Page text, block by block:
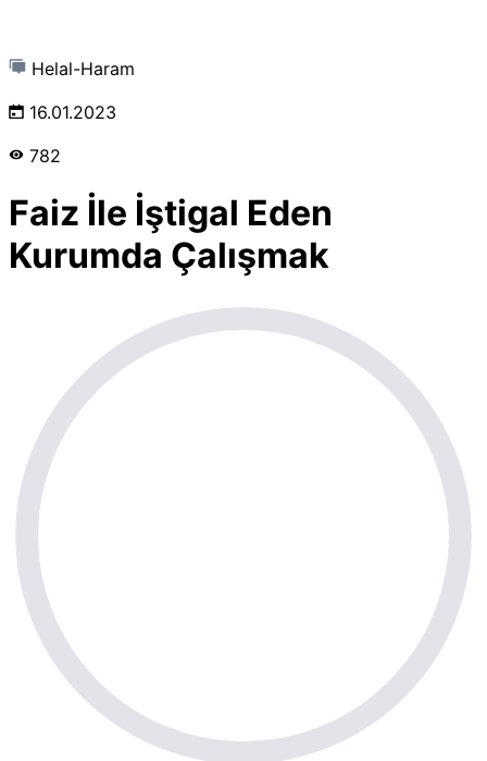
Helal-Haram
16.01.2023
782
Faiz İle İştigal Eden
Kurumda Çalışmak